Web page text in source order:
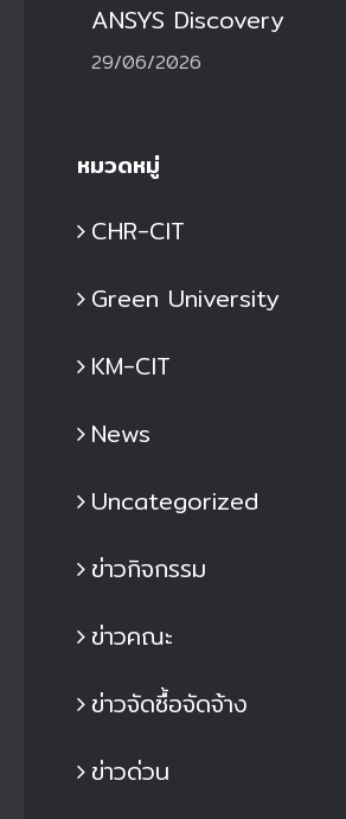
ANSYS Discovery
29/06/2026
หมวดหมู่
CHR-CIT
Green University
KM-CIT
News
Uncategorized
ข่าวกิจกรรม
ข่าวคณะ
ข่าวจัดซื้อจัดจ้าง
ข่าวด่วน